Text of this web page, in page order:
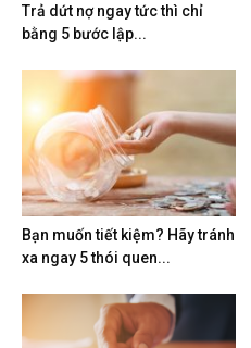
Trả dứt nợ ngay tức thì chỉ
bằng 5 bước lập...
Bạn muốn tiết kiệm? Hãy tránh
xa ngay 5 thói quen...